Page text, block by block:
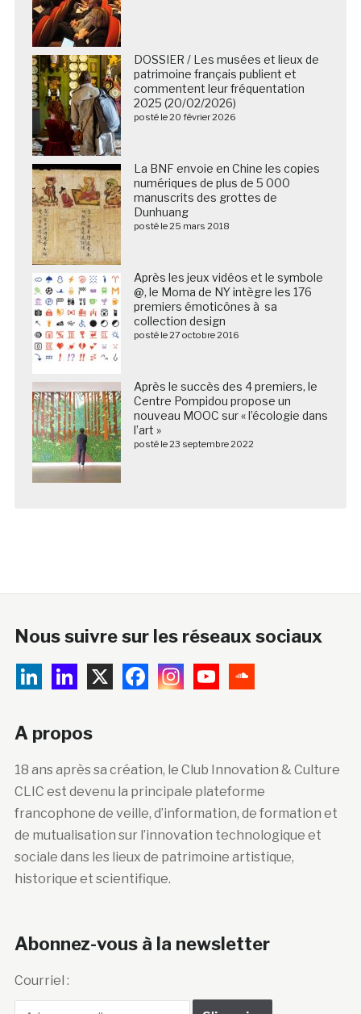
DOSSIER / Les musées et lieux de
patrimoine français publient et
commentent leur fréquentation
2025 (20/02/2026)
posté le 20 février 2026
La BNF envoie en Chine les copies
numériques de plus de 5 000
manuscrits des grottes de
Dunhuang
posté le 25 mars 2018
Après les jeux vidéos et le symbole
@, le Moma de NY intègre les 176
premiers émoticônes à sa
collection design
posté le 27 octobre 2016
Après le succès des 4 premiers, le
Centre Pompidou propose un
nouveau MOOC sur « l’écologie dans
l’art »
posté le 23 septembre 2022
Nous suivre sur les réseaux sociaux
A propos
18 ans après sa création, le Club Innovation & Culture
CLIC est devenu la principale plateforme
francophone de veille, d’information, de formation et
de mutualisation sur l’innovation technologique et
sociale dans les lieux de patrimoine artistique,
historique et scientifique.
Abonnez-vous à la newsletter
Courriel :